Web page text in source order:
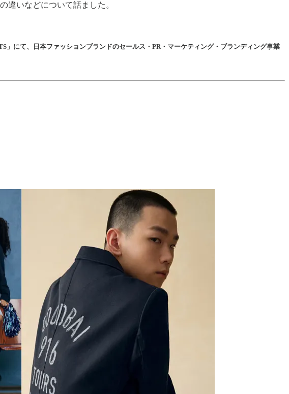
違いなどについて話ました。
にて、日本ファッションブランドのセールス・PR・マーケティング・ブランディング事業